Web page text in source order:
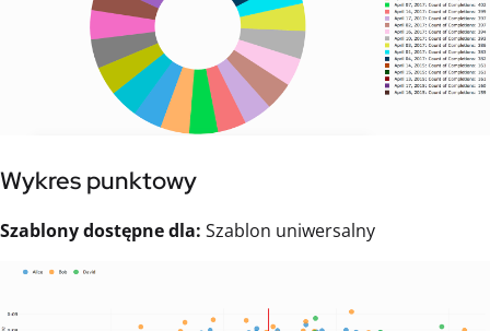
Wykres punktowy
Szablony dostępne dla: Szablon uniwersalny